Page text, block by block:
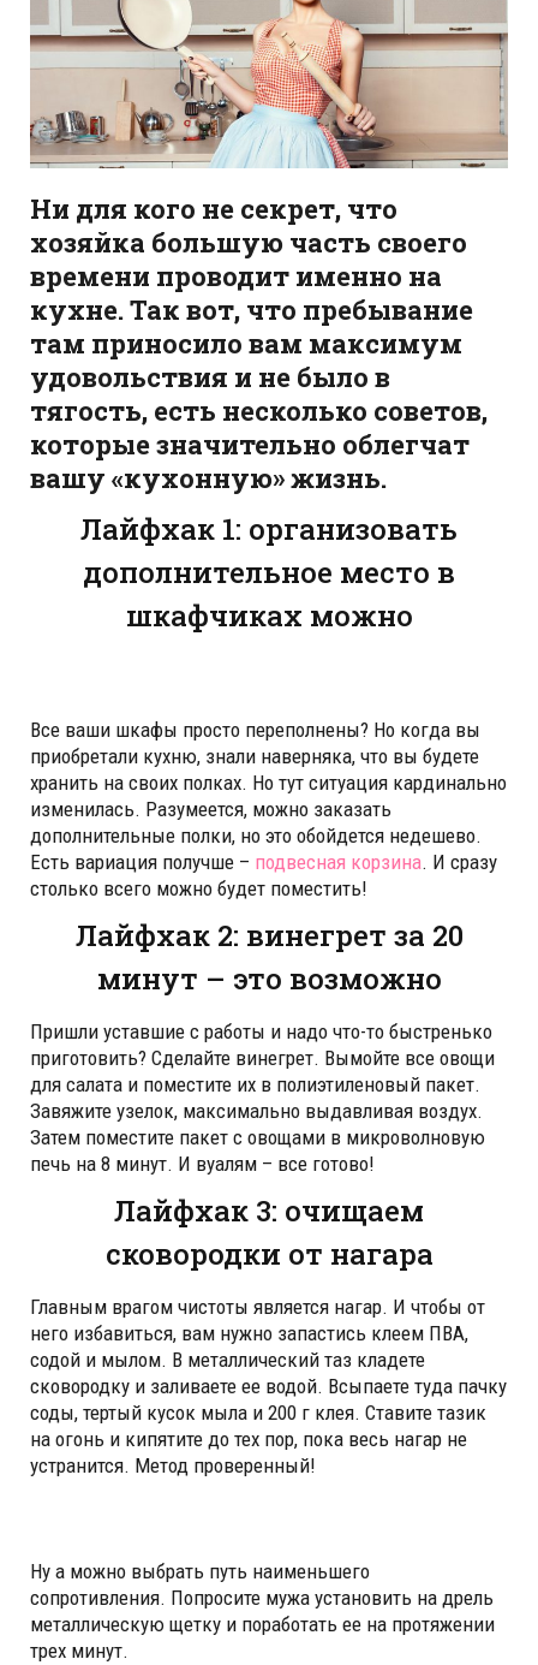
Ни для кого не секрет, что
хозяйка большую часть своего
времени проводит именно на
кухне. Так вот, что пребывание
там приносило вам максимум
удовольствия и не было в
тягость, есть несколько советов,
которые значительно облегчат
вашу «кухонную» жизнь.
Лайфхак 1: организовать
дополнительное место в
шкафчиках можно
Все ваши шкафы просто переполнены? Но когда вы
приобретали кухню, знали наверняка, что вы будете
хранить на своих полках. Но тут ситуация кардинально
изменилась. Разумеется, можно заказать
дополнительные полки, но это обойдется недешево.
Есть вариация получше – подвесная корзина. И сразу
столько всего можно будет поместить!
Лайфхак 2: винегрет за 20
минут – это возможно
Пришли уставшие с работы и надо что-то быстренько
приготовить? Сделайте винегрет. Вымойте все овощи
для салата и поместите их в полиэтиленовый пакет.
Завяжите узелок, максимально выдавливая воздух.
Затем поместите пакет с овощами в микроволновую
печь на 8 минут. И вуалям – все готово!
Лайфхак 3: очищаем
сковородки от нагара
Главным врагом чистоты является нагар. И чтобы от
него избавиться, вам нужно запастись клеем ПВА,
содой и мылом. В металлический таз кладете
сковородку и заливаете ее водой. Всыпаете туда пачку
соды, тертый кусок мыла и 200 г клея. Ставите тазик
на огонь и кипятите до тех пор, пока весь нагар не
устранится. Метод проверенный!
Ну а можно выбрать путь наименьшего
сопротивления. Попросите мужа установить на дрель
металлическую щетку и поработать ее на протяжении
трех минут.